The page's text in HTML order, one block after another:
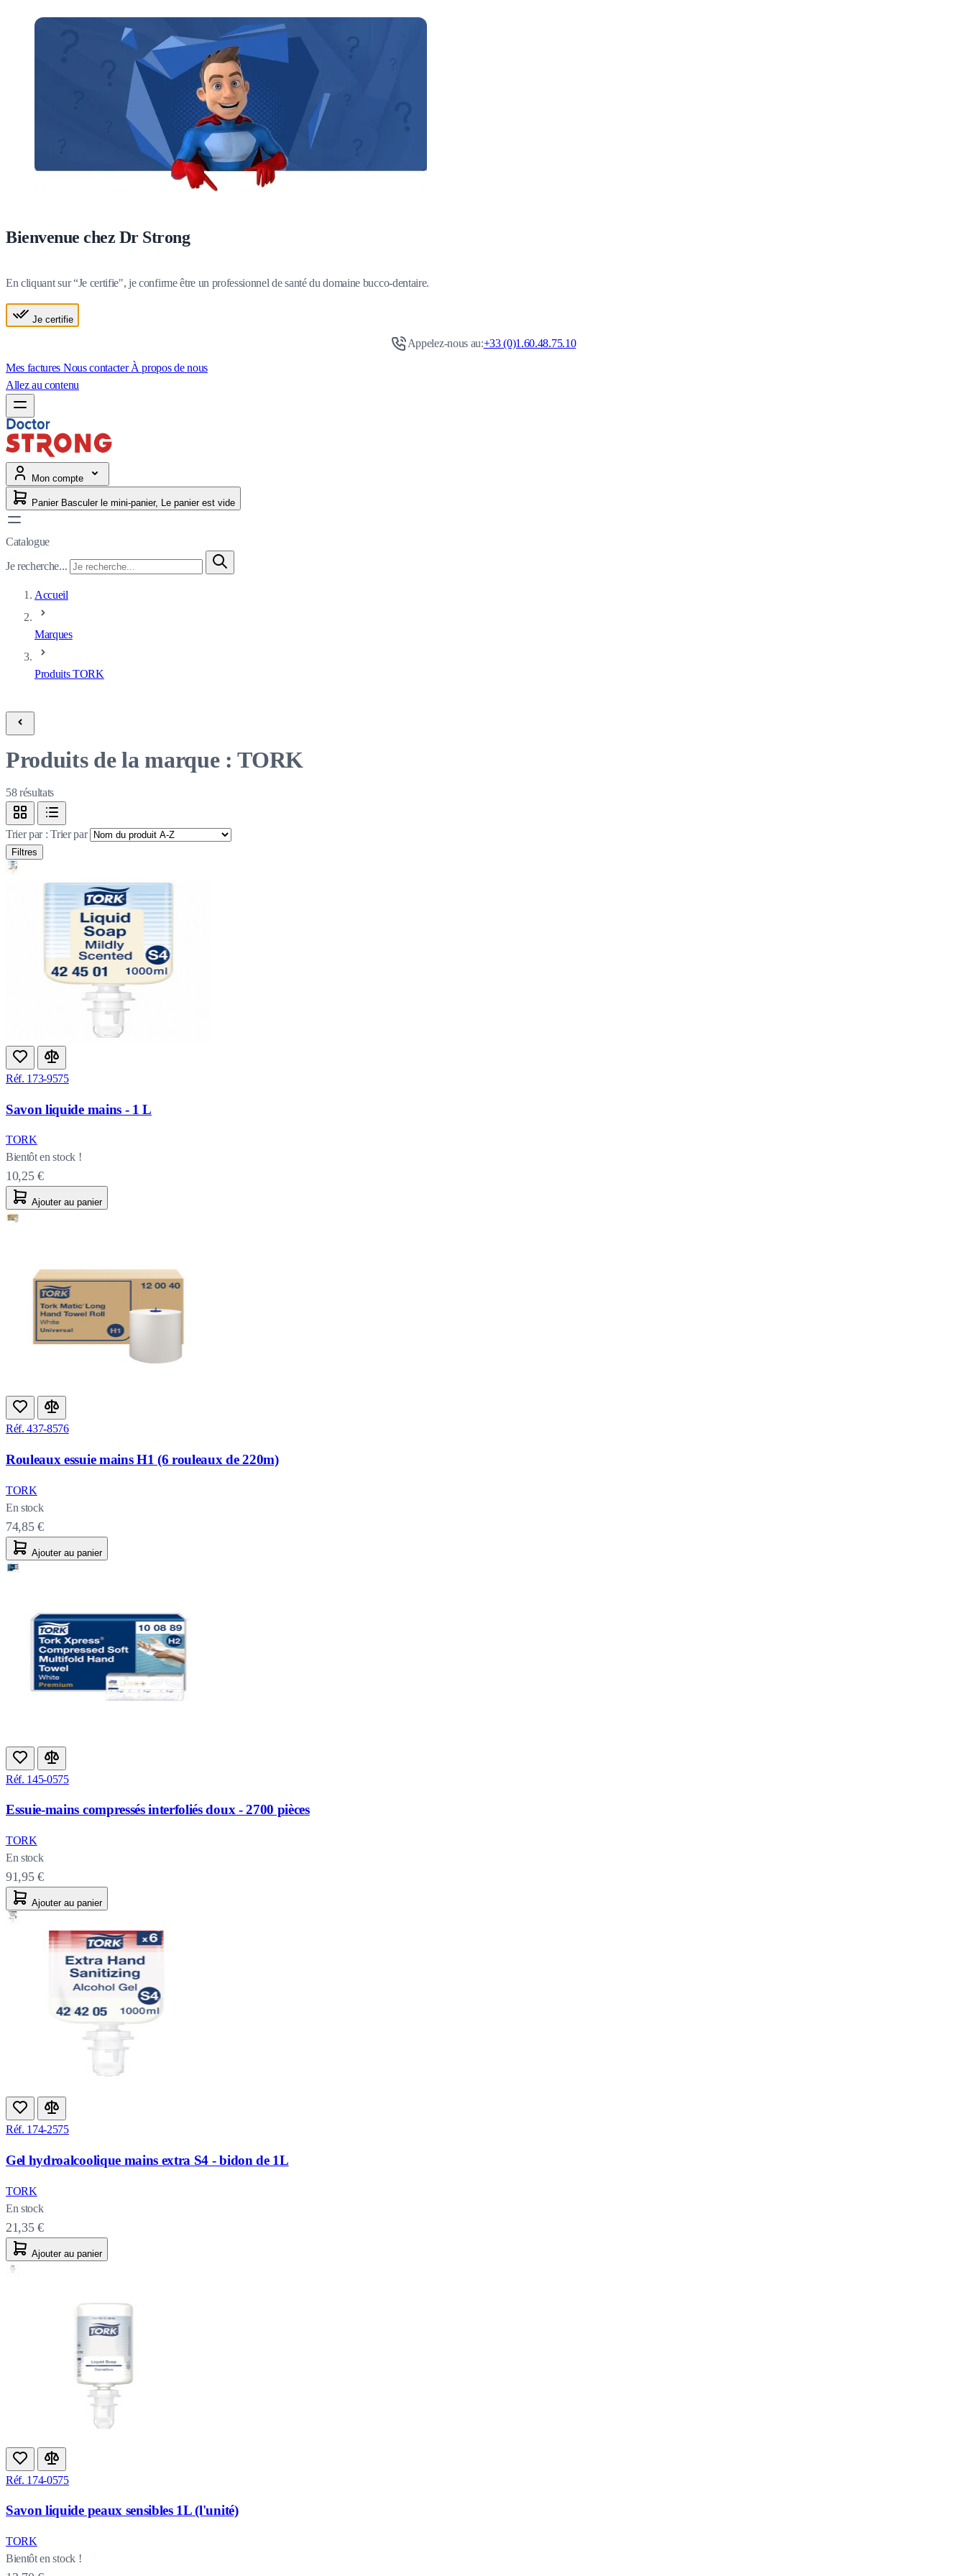
Bienvenue chez Dr Strong
En cliquant sur “Je certifie", je confirme être un professionnel de santé du domaine bucco-dentaire.
Je certifie
Appelez-nous au:+33 (0)1.60.48.75.10
Mes factures Nous contacterÀ propos de nous
Allez au contenu
Mon compte
Panier Basculer le mini-panier, Le panier est vide
Catalogue
Je recherche...
Accueil
Marques
Produits TORK
Produits de la marque : TORK
58résultats
Trier par :Trier par
Filtres
Réf. 173-9575
Savon liquide mains - 1 L
TORK
Bientôt en stock !
10,25 €
Ajouter au panier
Réf. 437-8576
Rouleaux essuie mains H1 (6 rouleaux de 220m)
TORK
En stock
74,85 €
Ajouter au panier
Réf. 145-0575
Essuie-mains compressés interfoliés doux - 2700 pièces
TORK
En stock
91,95 €
Ajouter au panier
Réf. 174-2575
Gel hydroalcoolique mains extra S4 - bidon de 1L
TORK
En stock
21,35 €
Ajouter au panier
Réf. 174-0575
Savon liquide peaux sensibles 1L (l'unité)
TORK
Bientôt en stock !